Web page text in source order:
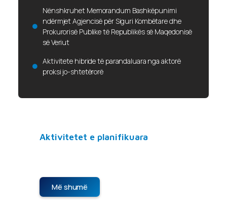
Nënshkruhet Memorandum Bashkëpunimi
ndërmjet Agjencisë për Siguri Kombëtare dhe
Prokurorisë Publike të Republikës së Maqedonisë
së Veriut
Aktivitete hibride të parandaluara nga aktorë
proksi jo-shtetërorë
Aktivitetet e planifikuara
Më shumë